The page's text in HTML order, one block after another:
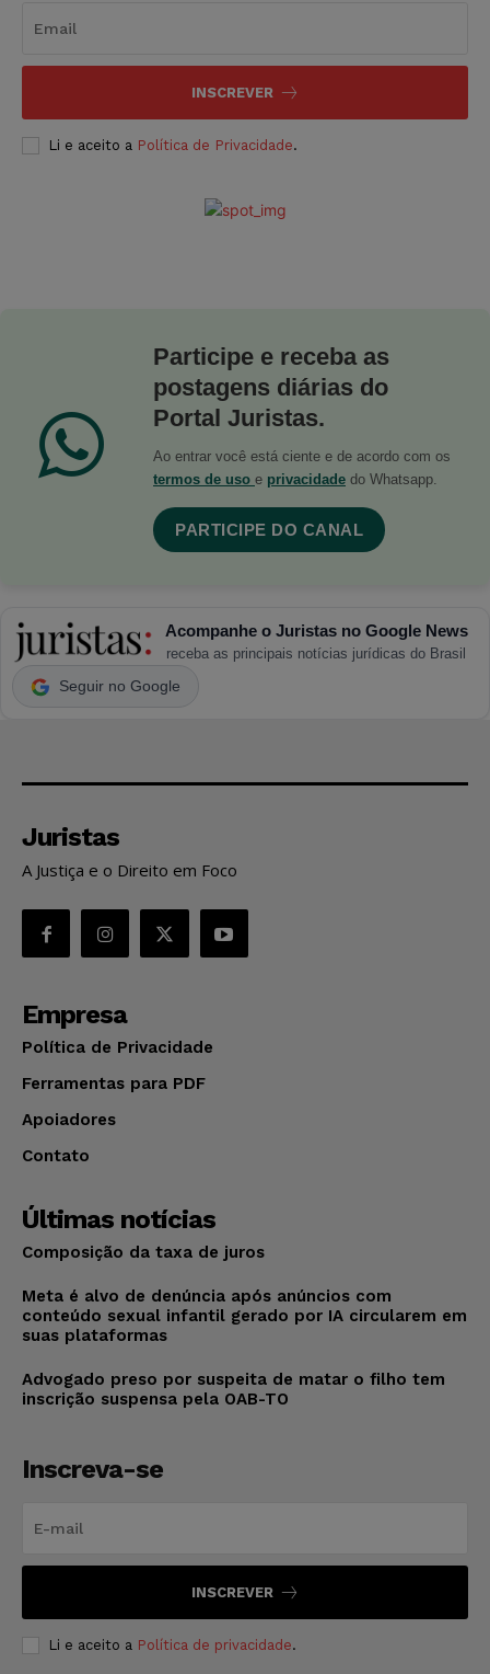
INSCREVER
Li e aceito a Política de Privacidade.
Participe e receba as
postagens diárias do
Portal Juristas.
Ao entrar você está ciente e de acordo com os
termos de uso e privacidade do Whatsapp.
PARTICIPE DO CANAL
Acompanhe o Juristas no Google News
receba as principais notícias jurídicas do Brasil
Seguir no Google
Juristas
A Justiça e o Direito em Foco
Empresa
Política de Privacidade
Ferramentas para PDF
Apoiadores
Contato
Últimas notícias
Composição da taxa de juros
Meta é alvo de denúncia após anúncios com
conteúdo sexual infantil gerado por IA circularem em
suas plataformas
Advogado preso por suspeita de matar o filho tem
inscrição suspensa pela OAB-TO
Inscreva-se
INSCREVER
Li e aceito a Política de privacidade.